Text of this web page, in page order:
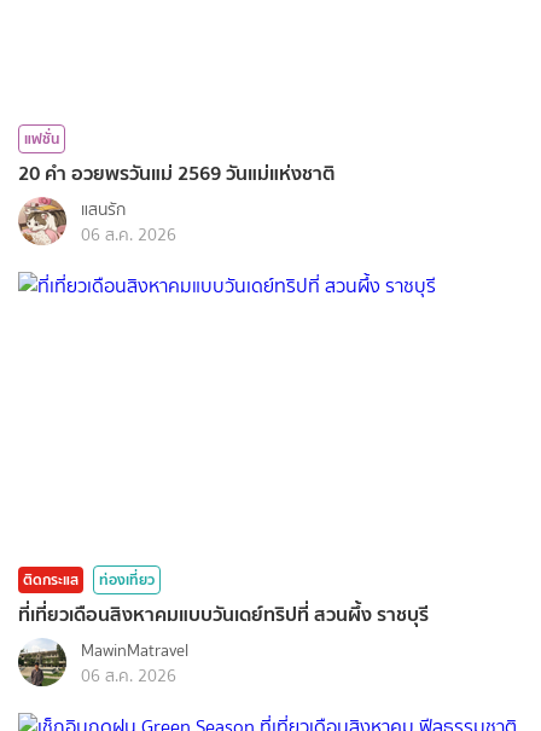
แฟชั่น
20 คำ อวยพรวันแม่ 2569 วันแม่แห่งชาติ
แสนรัก
06 ส.ค. 2026
ติดกระแส ท่องเที่ยว
ที่เที่ยวเดือนสิงหาคมแบบวันเดย์ทริปที่ สวนผึ้ง ราชบุรี
MawinMatravel
06 ส.ค. 2026